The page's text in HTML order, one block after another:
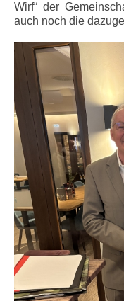
Wirf“ der
auch noch die